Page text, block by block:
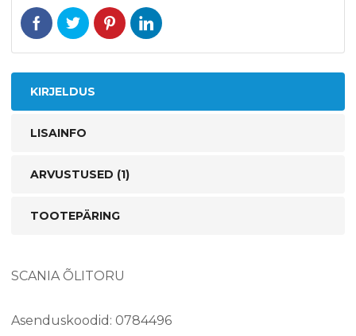
KIRJELDUS
LISAINFO
ARVUSTUSED (1)
TOOTEPÄRING
SCANIA ÕLITORU
Asenduskoodid: 0784496